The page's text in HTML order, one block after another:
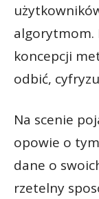
algorytmom.
koncepcji
odbić,
Na scenie
opowie o
dane o
rzetelny